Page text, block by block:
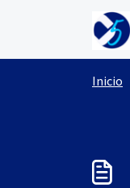
Inicio